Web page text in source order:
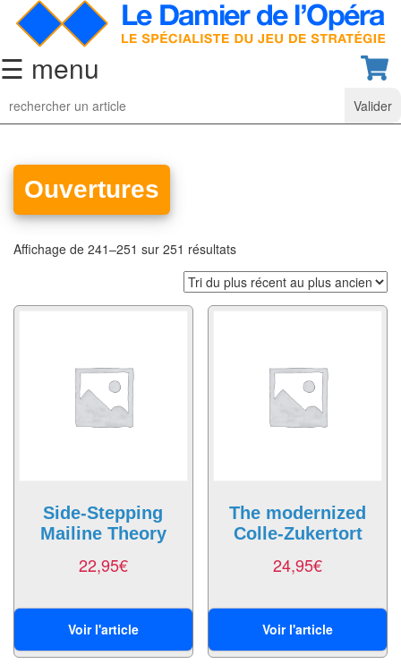
☰ menu
Jeu
d’Echecs
collection
classiques
Pièces
Coffrets
Echiquiers
clubs
Pièces
Ouvertures
Affichage de 241–251 sur 251 résultats
Side-Stepping
Mailine Theory
22,95€
Voir l'article
The modernized
Colle-Zukertort
24,95€
Voir l'article